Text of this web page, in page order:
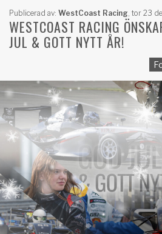
Publicerad av: WestCoast Racing, tor 23
WESTCOAST RACING
JUL & GOTT NYTT ÅR!